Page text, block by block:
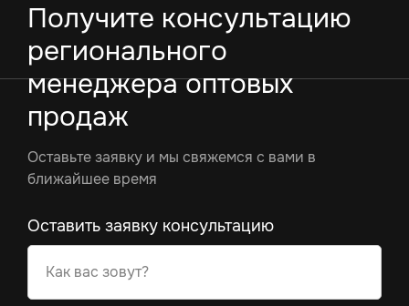
Получите консультацию
регионального
менеджера оптовых
продаж
Оставьте заявку и мы свяжемся с вами в
ближайшее время
Оставить заявку консультацию
Как вас зовут?